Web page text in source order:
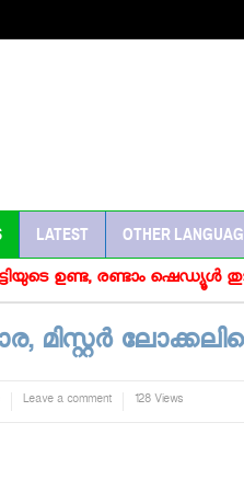
LATEST OTHER
ഉണ്ട, രണ്ടാം ഷെഡ്യൂള്‍ തുടങ്ങി
Leave a comment 128 Views